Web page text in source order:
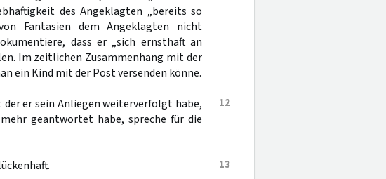
des Angeklagten „bereits so
Fantasien dem Angeklagten nicht
dass er „sich ernsthaft an
Im zeitlichen Zusammenhang mit der
ein Kind mit der Post versenden könne.
12
er sein Anliegen weiterverfolgt habe,
geantwortet habe, spreche für die
13